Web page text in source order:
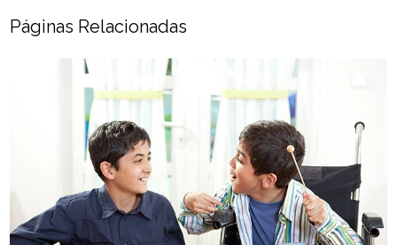
Páginas Relacionadas